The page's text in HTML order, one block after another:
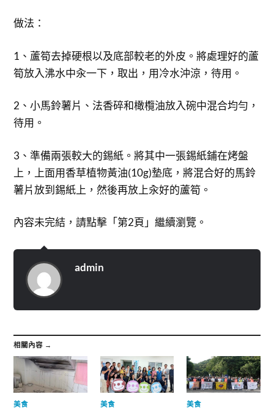
做法：
1、蘆筍去掉硬根以及底部較老的外皮。將處理好的蘆
筍放入沸水中汆一下，取出，用冷水沖涼，待用。
2、小馬鈴薯片、法香碎和橄欖油放入碗中混合均勻，
待用。
3、準備兩張較大的錫紙。將其中一張錫紙鋪在烤盤
上，上面用香草植物黃油(10g)墊底，將混合好的馬鈴
薯片放到錫紙上，然後再放上汆好的蘆筍。
內容未完結，請點擊「第2頁」繼續瀏覽。
admin
相關內容 →
美食 美食 美食